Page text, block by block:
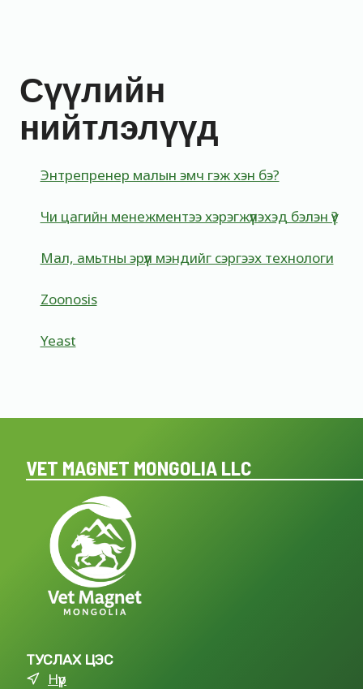
Сүүлийн
нийтлэлүүд
Энтрепренер малын эмч гэж хэн бэ?
Чи цагийн менежментээ хэрэгжүүлэхэд бэлэн үү?
Мал, амьтны эрүүл мэндийг сэргээх технологи
Zoonosis
Yeast
VET MAGNET MONGOLIA LLC
ТУСЛАХ ЦЭС
Нүүр